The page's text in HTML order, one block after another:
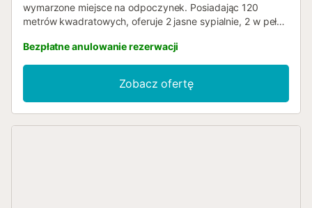
wymarzone miejsce na odpoczynek. Posiadając 120
metrów kwadratowych, oferuje 2 jasne sypialnie, 2 w pełni
przestronną kuchnię połączoną z jadalnią. Patio to
prawdziwa oaza, z małym prywatnym basenem, częścią
wypoczynkową i grillem. Wystarczy 5 minut spacerem,
aby cieszyć się lokalną kuchnią w restauracjach i barach
Catral, odwiedzić sobotni targ, zwiedzić kościół San Juan
Bezpłatne anulowanie rezerwacji
Zobacz ofertę